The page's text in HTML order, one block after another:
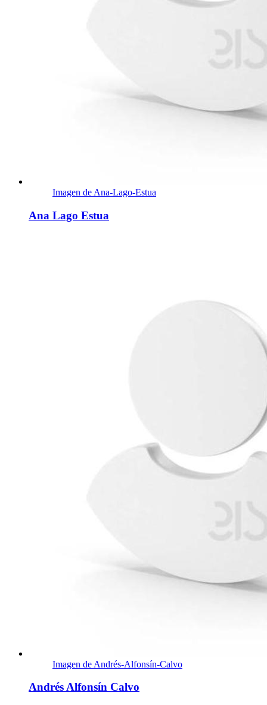
Imagen de Ana-Lago-Estua
Ana Lago Estua
Imagen de Andrés-Alfonsín-Calvo
Andrés Alfonsín Calvo